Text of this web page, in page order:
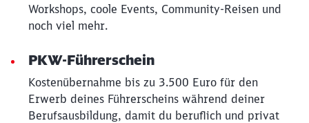
Workshops, coole Events, Community-Reisen und
noch viel mehr.
PKW-Führerschein
Kostenübernahme bis zu 3.500 Euro für den
Erwerb deines Führerscheins während deiner
Berufsausbildung, damit du beruflich und privat